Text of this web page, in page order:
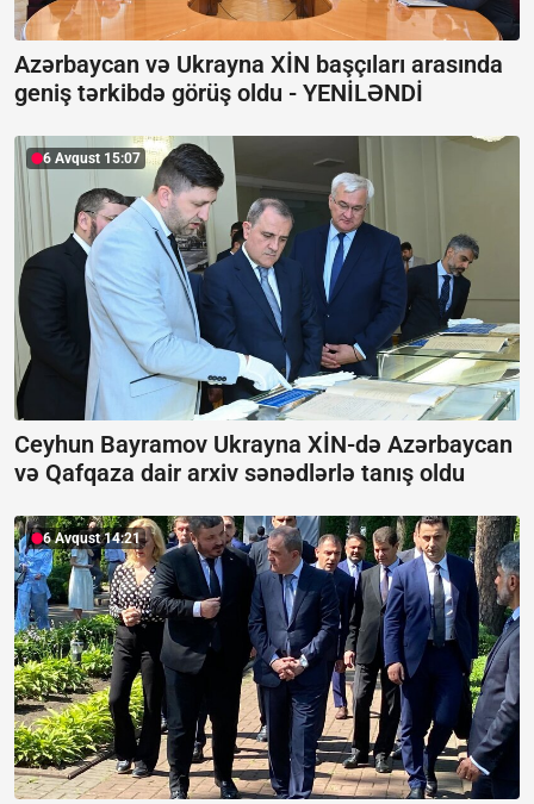
Azərbaycan və Ukrayna XİN başçıları arasında
geniş tərkibdə görüş oldu - YENİLƏNDİ
6 Avqust 15:07
Ceyhun Bayramov Ukrayna XİN-də Azərbaycan
və Qafqaza dair arxiv sənədlərlə tanış oldu
6 Avqust 14:21